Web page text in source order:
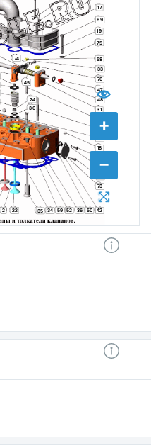
+
−
2
17
18
19
22
24
30 31
33
34
35 36 42
45
47
48
50
52
58
59
69
70
72
73
74
75